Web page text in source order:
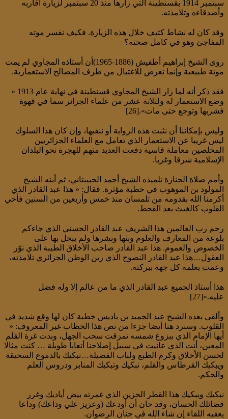
سبتمبر 1914 بقسنطينة التي زارها منذ 20 سبتمبر لزيارة أقاربه
وأصدقاءه وتلامذته.
وقد كان له نشاط كثيف خلال هذه الزيارة. فكيف نفسر موته
المفاجئ وهو في كامل صحته؟
روى الشيخ إبراهيم أطفيش (1886-1965)أن أستاذه المجاوي لم يمت
موتة طبيعية وإنما تعرض للاغتيال من طرف المصالح الاستعمارية.
فقد ذكر أنه لما زار الشيخ المجاوي قسنطينة في نهاية عام 1913 «
وضع الاستعمار له ولثلاثة عشر من علماء الجزائر سما في قهوة
فشربها وتوجع حتى مات».[26]
وليس بإمكاننا أن نثبت هذه الرواية أو ننفيها، وإن كان هذا السلوك
ليس غريبا عن الاستعمار الذي تعامل مع العلماء الجزائريين
المخلصين معاملة قاسية دفعت العديد منهم للهجرة نحو البلدان
الإسلامية شرقا وغربا.
وأمم صلاة الجنازة تلميذه الشيخ أحمد الحبيبتاني، ثم أبنه الشيخ
المولود بن الموهوب في خطبة مؤثرة. فقال: « هذا عبد القادر الذي
أكرمنا الله بقدومه من تلمسان منذ خمس وأربعين من السنين فأحي
القلوب كالغيث بعد القحط.
رحم رب العالمين هذا الشريف عبد القادر الحسني الذي جاءكم
بلوعة من المعارف والعلوم وبثها ونشرها ولم يبخل بها على
الخصوص والعموم. هذا عبد القادر صاحب الأخلاق الطيبة الذي نوّر
العقول…هذا عبد القادر النصوح الذي زين الوطن الجزائري تلامذته،
وعمت بعلمه كل جهة ببركته.
هذا أستاذ الجميع عبد القادر الذي ما من عالم إلا وله فضل
عليه.»[27]
وألقى بعده الشيخ عبد الحميد بن باديس خطبة كان لها وقع شديد في
القلوب. وسنرد هنا أيضا جزءا من نص هذا الخطاب غير المعروف: «
أيها الإمام الذي ببزوغ شمسه تمزقت سحب الجهل، وبدت غرة القلم
المعين، أنت الذي عانيت في سبيل إصلاحنا أتعابا طويلة … كنت مثالا
لحسن الأخلاق وكرم الطبع ولباب الفضيلة…نبكيك بالدموع السحيقة
ويبكيك القرطاس والقلم، نبكيك وتبكيك المنابر ودروس العلم
والحكم.
نبكيك ويبكيك هذا القطر الحزين الذي غمرته بيض أياديك وغرر
فضائلك الحسان، وقد حان أن أودعك (وعزيز علي وداعك) وداعا
يعقبه اللقاء إن شاء الله في جنان الرضوان.